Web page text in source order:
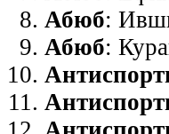
Абюб:
Абюб: